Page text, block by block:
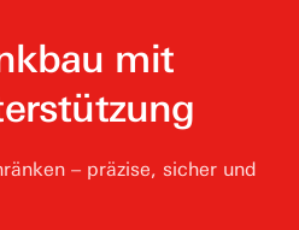
mit
– präzise, sicher und